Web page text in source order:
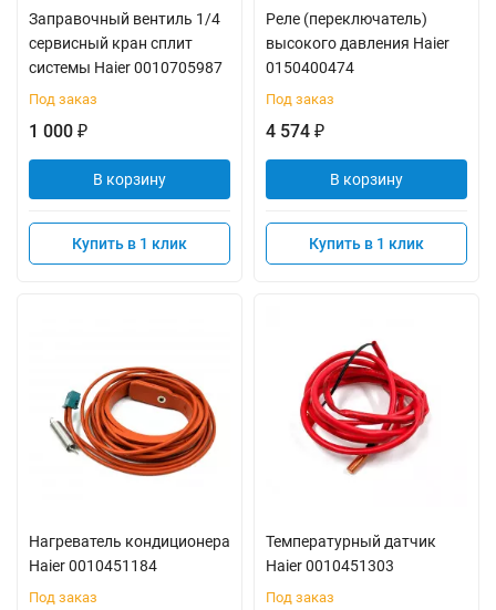
Заправочный вентиль 1/4
сервисный кран сплит
системы Haier 0010705987
Под заказ
1 000 ₽
В корзину
Купить в 1 клик
Реле (переключатель)
высокого давления Haier
0150400474
Под заказ
4 574 ₽
В корзину
Купить в 1 клик
Нагреватель кондиционера
Haier 0010451184
Под заказ
Температурный датчик
Haier 0010451303
Под заказ